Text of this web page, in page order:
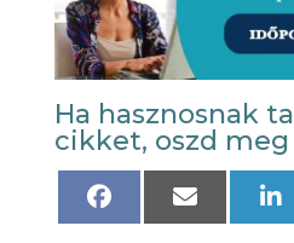
Ha hasznosnak
cikket, oszd
Share
Share